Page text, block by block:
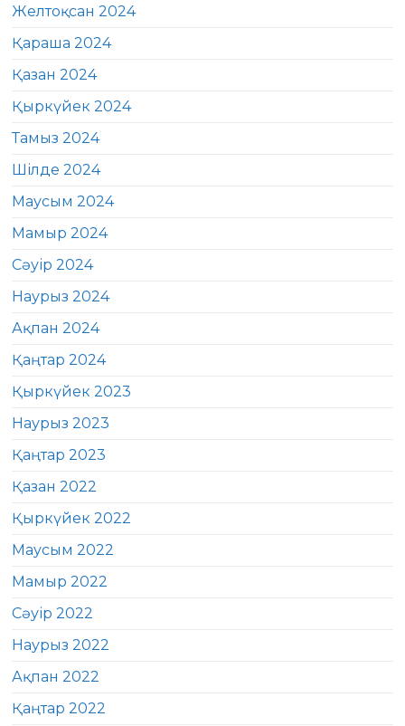
Желтоқсан 2024
Қараша 2024
Қазан 2024
Қыркүйек 2024
Тамыз 2024
Шілде 2024
Маусым 2024
Мамыр 2024
Сәуір 2024
Наурыз 2024
Ақпан 2024
Қаңтар 2024
Қыркүйек 2023
Наурыз 2023
Қаңтар 2023
Қазан 2022
Қыркүйек 2022
Маусым 2022
Мамыр 2022
Сәуір 2022
Наурыз 2022
Ақпан 2022
Қаңтар 2022